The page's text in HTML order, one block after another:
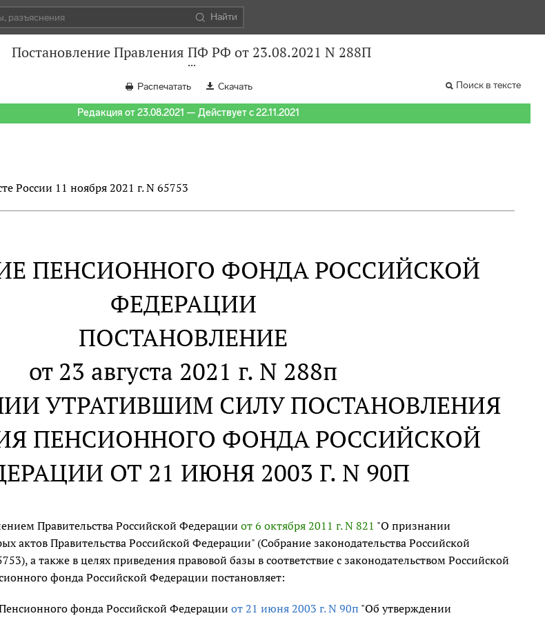
Найти
Постановление Правления ПФ РФ от 23.08.2021 N 288П
Распечатать Скачать Поиск в тексте
Редакция от 23.08.2021 — Действует с 22.11.2021
России 11 ноября 2021 г. N 65753
ПЕНСИОННОГО ФОНДА РОССИЙСКОЙ
ФЕДЕРАЦИИ
ПОСТАНОВЛЕНИЕ
от 23 августа 2021 г. N 288п
УТРАТИВШИМ СИЛУ ПОСТАНОВЛЕНИЯ
ПЕНСИОННОГО ФОНДА РОССИЙСКОЙ
ОТ 21 ИЮНЯ 2003 Г. N 90П
Правительства Российской Федерации от 6 октября 2011 г. N 821 "О признании
актов Правительства Российской Федерации" (Собрание законодательства Российской
а также в целях приведения правовой базы в соответствие с законодательством Российской
фонда Российской Федерации постановляет:
фонда Российской Федерации от 21 июня 2003 г. N 90п "Об утверждении